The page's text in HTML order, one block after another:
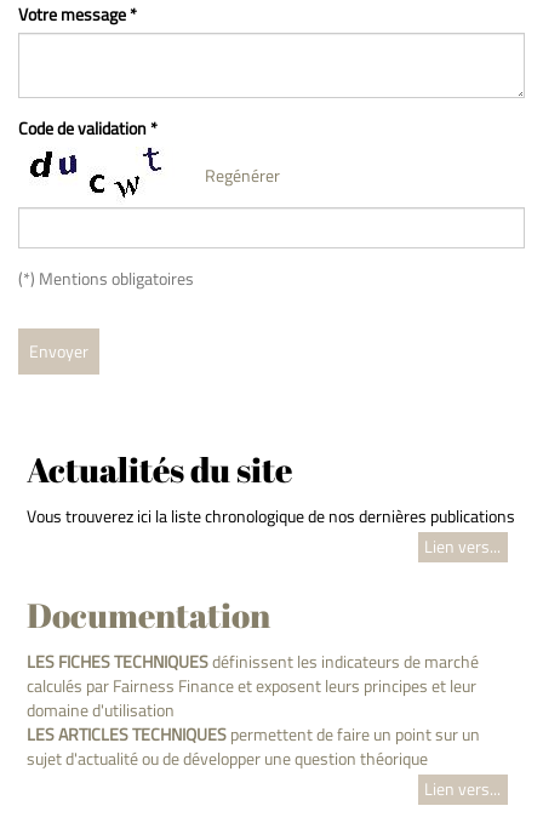
Votre message *
Code de validation *
Regénérer
(*) Mentions obligatoires
Actualités du site
Vous trouverez ici la liste chronologique de nos dernières publications
Lien vers...
Documentation
LES FICHES TECHNIQUESdéfinissent les indicateurs de marché
calculés par Fairness Finance et exposent leurs principes et leur
domaine d'utilisation
LES ARTICLES TECHNIQUESpermettent de faire un point sur un
sujet d'actualité ou de développer une question théorique
Lien vers...